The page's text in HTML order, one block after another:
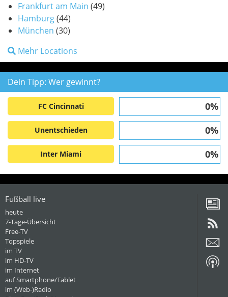
Frankfurt am Main (49)
Hamburg(44)
München (30)
Mehr Locations
Dein Tipp: Wer gewinnt?
FC Cincinnati 0%
Unentschieden 0%
Inter Miami 0%
Fußball live
heute
7-Tage-Übersicht
Free-TV
Topspiele
im TV
im HD-TV
im Internet
auf Smartphone/Tablet
im (Web-)Radio